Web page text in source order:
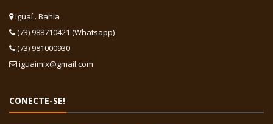
Iguaí . Bahia
(73) 988710421 (Whatsapp)
(73) 981000930
iguaimix@gmail.com
CONECTE-SE!